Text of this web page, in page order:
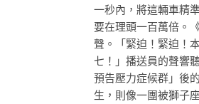
一秒內，將這輛車精
要在理頭一百萬倍。
聲。「緊迫！緊迫！
七！」播送員的聲響
預告壓力症候群」後
生，則像一團被獅子